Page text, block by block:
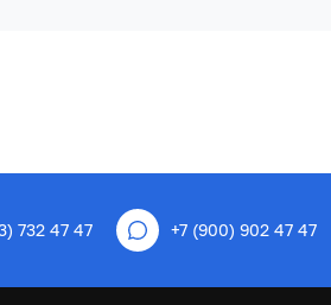
732 47 47 +7 (900) 902 47 47